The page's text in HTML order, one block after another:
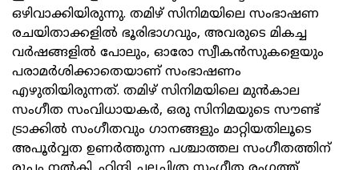
ഒഴിവാക്കിയിരുന്നു. തമിഴ് സിനിമയിലെ സംഭാഷണ
രചയിതാക്കളിൽ ഭൂരിഭാഗവും, അവരുടെ മികച്ച
വർഷങ്ങളിൽ പോലും, ഓരോ സ്വീകൻസുകളെയും
പരാമർശിക്കാതെയാണ് സംഭാഷണം
എഴുതിയിരുന്നത്. തമിഴ് സിനിമയിലെ മുൻകാല
സംഗീത സംവിധായകർ, ഒരു സിനിമയുടെ സൗണ്ട്
ട്രാക്കിൽ സംഗീതവും ഗാനങ്ങളും മാറ്റിയതിലൂടെ
അപൂർവ്വത ഉണർത്തുന്ന പശ്ചാത്തല സംഗീതത്തിന്